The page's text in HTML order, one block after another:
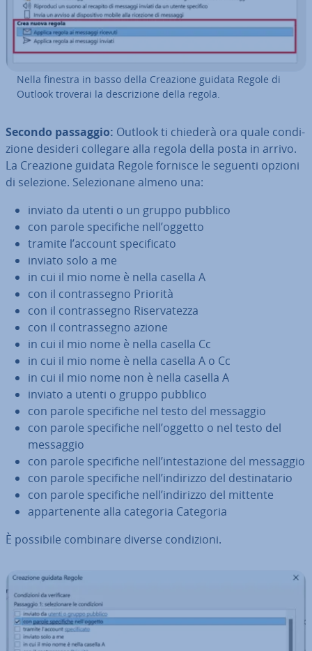
Nella finestra in basso della Creazione guidata Regole di
Outlook troverai la de­scri­zio­ne della regola.
Secondo passaggio: Outlook ti chiederà ora quale con­di­
zio­ne desideri collegare alla regola della posta in arrivo.
La Creazione guidata Regole fornisce le seguenti opzioni
di selezione. Se­le­zio­na­ne almeno una:
inviato da utenti o un gruppo pubblico
con parole spe­ci­fi­che nell’oggetto
tramite l’account spe­ci­fi­ca­to
inviato solo a me
in cui il mio nome è nella casella A
con il con­tras­se­gno Priorità
con il con­tras­se­gno Ri­ser­va­tez­za
con il con­tras­se­gno azione
in cui il mio nome è nella casella Cc
in cui il mio nome è nella casella A o Cc
in cui il mio nome non è nella casella A
inviato a utenti o gruppo pubblico
con parole spe­ci­fi­che nel testo del messaggio
con parole spe­ci­fi­che nell’oggetto o nel testo del
messaggio
con parole spe­ci­fi­che nell’in­te­sta­zio­ne del messaggio
con parole spe­ci­fi­che nell’indirizzo del de­sti­na­ta­rio
con parole spe­ci­fi­che nell’indirizzo del mittente
ap­par­te­nen­te alla categoria Categoria
È possibile combinare diverse con­di­zio­ni.